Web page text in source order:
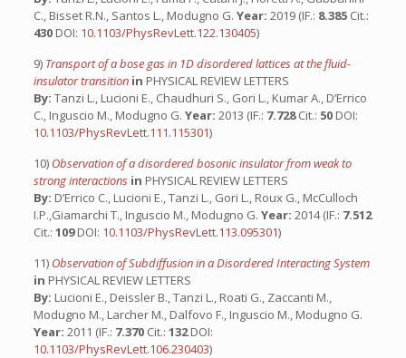
C., Bisset R.N., Santos L., Modugno G. Year: 2019 (IF.: 8.385 Cit.:
430 DOI: 10.1103/PhysRevLett.122.130405)
9) Transport of a bose gas in 1D disordered lattices at the fluid-
insulator transition in PHYSICAL REVIEW LETTERS
By: Tanzi L., Lucioni E., Chaudhuri S., Gori L., Kumar A., D’Errico
C., Inguscio M., Modugno G. Year: 2013 (IF.: 7.728Cit.: 50 DOI:
10.1103/PhysRevLett.111.115301)
10) Observation of a disordered bosonic insulator from weak to
strong interactions in PHYSICAL REVIEW LETTERS
By: D’Errico C., Lucioni E., Tanzi L., Gori L., Roux G., McCulloch
I.P.,Giamarchi T., Inguscio M., Modugno G. Year: 2014 (IF.: 7.512
Cit.: 109DOI: 10.1103/PhysRevLett.113.095301)
11) Observation of Subdiffusion in a Disordered Interacting System
in PHYSICAL REVIEW LETTERS
By: Lucioni E., Deissler B., Tanzi L., Roati G., Zaccanti M.,
Modugno M., Larcher M., Dalfovo F., Inguscio M., Modugno G.
Year: 2011 (IF.: 7.370 Cit.: 132DOI:
10.1103/PhysRevLett.106.230403)